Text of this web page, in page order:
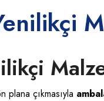
plana çıkmasıyla